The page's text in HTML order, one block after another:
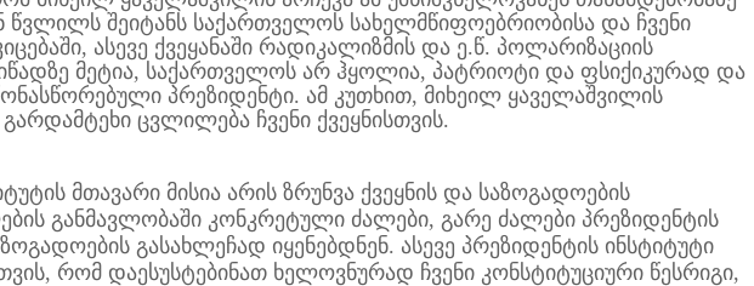
წვლილს შეიტანს საქართველოს სახელმწიფოებრიობისა და ჩვენი
ასევე ქვეყანაში რადიკალიზმის და ე.წ. პოლარიზაციის
მეტია, საქართველოს არ ჰყოლია, პატრიოტი და ფსიქიკურად და
პრეზიდენტი. ამ კუთხით, მიხეილ ყაველაშვილის
ცვლილება ჩვენი ქვეყნისთვის.
მთავარი მისია არის ზრუნვა ქვეყნის და საზოგადოების
განმავლობაში კონკრეტული ძალები, გარე ძალები პრეზიდენტის
გასახლეჩად იყენებდნენ. ასევე პრეზიდენტის ინსტიტუტი
რომ დაესუსტებინათ ხელოვნურად ჩვენი კონსტიტუციური წესრიგი,